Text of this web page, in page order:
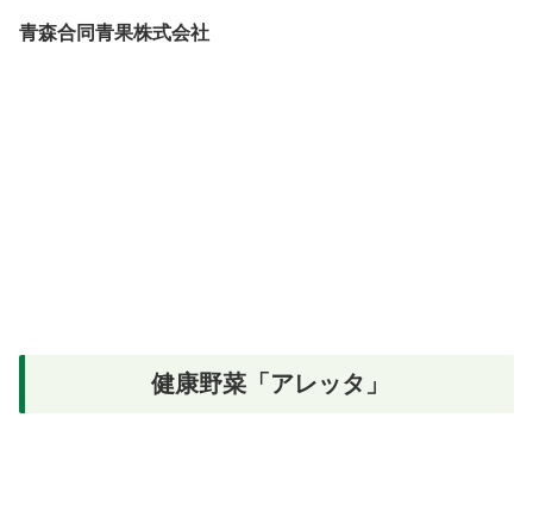
青森合同青果株式会社
健康野菜「アレッタ」